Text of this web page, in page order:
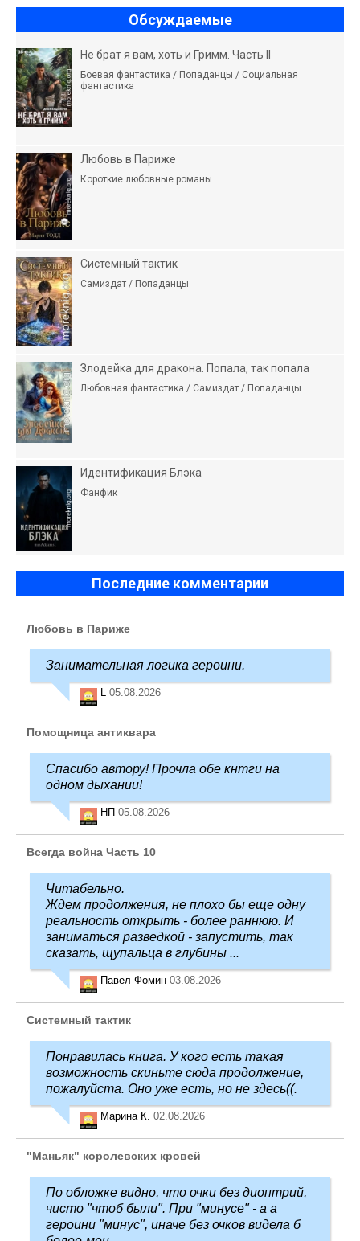
Обсуждаемые
Не брат я вам, хоть и Гримм. Часть II
Боевая фантастика / Попаданцы / Социальная
фантастика
Любовь в Париже
Короткие любовные романы
Системный тактик
Самиздат / Попаданцы
Злодейка для дракона. Попала, так попала
Любовная фантастика / Самиздат / Попаданцы
Идентификация Блэка
Фанфик
Последние комментарии
Любовь в Париже
Занимательная логика героини.
L 05.08.2026
Помощница антиквара
Спасибо автору! Прочла обе кнтги на
одном дыхании!
НП 05.08.2026
Всегда война Часть 10
Читабельно.
Ждем продолжения, не плохо бы еще одну
реальность открыть - более раннюю. И
заниматься разведкой - запустить, так
сказать, щупальца в глубины ...
Павел Фомин 03.08.2026
Системный тактик
Понравилась книга. У кого есть такая
возможность скиньте сюда продолжение,
пожалуйста. Оно уже есть, но не здесь((.
Марина К. 02.08.2026
"Маньяк" королевских кровей
По обложке видно, что очки без диоптрий,
чисто "чтоб были". При "минусе" - а а
героини "минус", иначе без очков видела б